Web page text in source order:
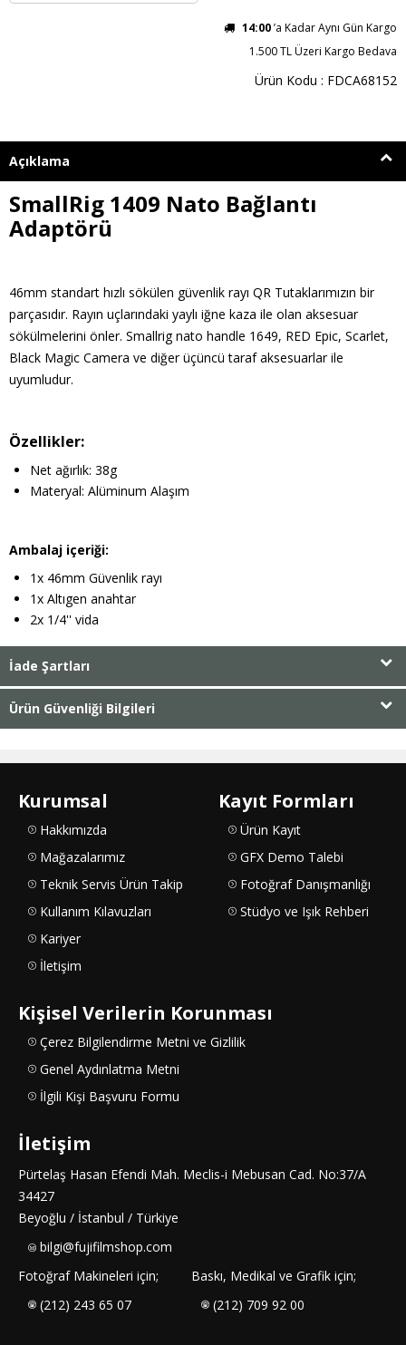
14:00’a Kadar Aynı Gün Kargo
1.500 TL Üzeri Kargo Bedava
Ürün Kodu : FDCA68152
Açıklama
SmallRig 1409 Nato Bağlantı
Adaptörü
46mm standart hızlı sökülen güvenlik rayı QR Tutaklarımızın bir
parçasıdır. Rayın uçlarındaki yaylı iğne kaza ile olan aksesuar
sökülmelerini önler. Smallrig nato handle 1649, RED Epic, Scarlet,
Black Magic Camera ve diğer üçüncü taraf aksesuarlar ile
uyumludur.
Özellikler:
Net ağırlık: 38g
Materyal: Alüminum Alaşım
Ambalaj içeriği:
1x 46mm Güvenlik rayı
1x Altıgen anahtar
2x 1/4'' vida
İade Şartları
Ürün Güvenliği Bilgileri
Kurumsal
Hakkımızda
Mağazalarımız
Teknik Servis Ürün Takip
Kullanım Kılavuzları
Kariyer
İletişim
Kayıt Formları
Ürün Kayıt
GFX Demo Talebi
Fotoğraf Danışmanlığı
Stüdyo ve Işık Rehberi
Kişisel Verilerin Korunması
Çerez Bilgilendirme Metni ve Gizlilik
Genel Aydınlatma Metni
İlgili Kişi Başvuru Formu
İletişim
Pürtelaş Hasan Efendi Mah. Meclis-i Mebusan Cad. No:37/A
34427
Beyoğlu / İstanbul / Türkiye
bilgi@fujifilmshop.com
Fotoğraf Makineleri için;
(212) 243 65 07
Baskı, Medikal ve Grafik için;
(212) 709 92 00